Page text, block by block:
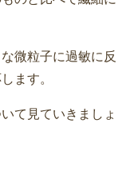
微粒子に過敏に反
ます。
て見ていきましょ